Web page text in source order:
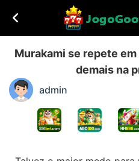
Murakami se repete
demais na
admin